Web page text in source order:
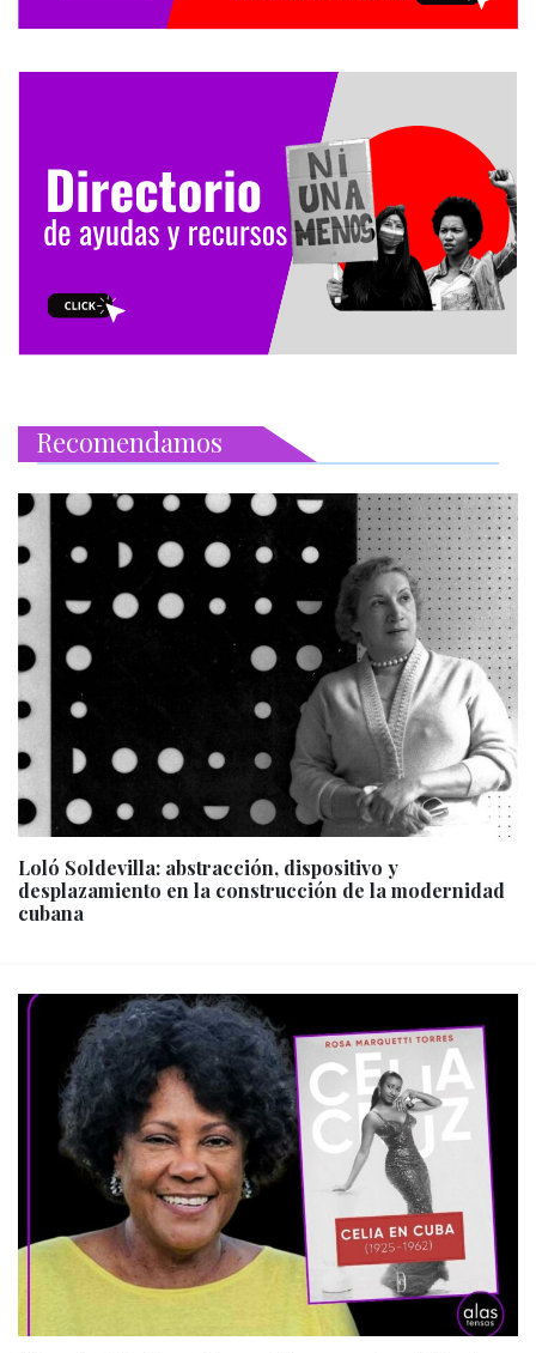
Recomendamos
Loló Soldevilla: abstracción, dispositivo y
desplazamiento en la construcción de la modernidad
cubana